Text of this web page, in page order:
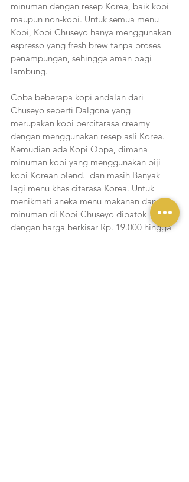
minuman dengan resep Korea, baik kopi
maupun non-kopi. Untuk semua menu
Kopi, Kopi Chuseyo hanya menggunakan
espresso yang fresh brew tanpa proses
penampungan, sehingga aman bagi
lambung.
Coba beberapa kopi andalan dari
Chuseyo seperti Dalgona yang
merupakan kopi bercitarasa creamy
dengan menggunakan resep asli Korea.
Kemudian ada Kopi Oppa, dimana
minuman kopi yang menggunakan biji
kopi Korean blend.  dan masih Banyak
lagi menu khas citarasa Korea. Untuk
menikmati aneka menu makanan dan
minuman di Kopi Chuseyo dipatok
dengan harga berkisar Rp. 19.000 hingga